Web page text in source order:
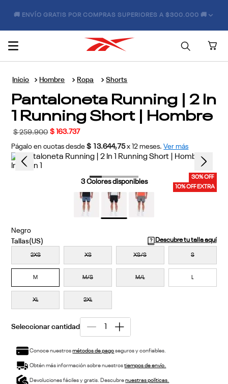
🚚 ENVÍO GRATIS POR COMPRAS SUPERIORES A $300.000 🚚
Hombre Ropa Shorts
Pantaloneta Running | 2 In
1 Running Short | Hombre
$ 259.900 $ 163.737
Págalo en cuotas desde $ 13.644,75 x 12 meses. Ver más
30% OFF
10% OFF EXTRA
3Colores disponibles
Negro
Descubre tu talla aquí
2XS XS XS/S S
M M/S M/L L
XL 2XL
Conoce nuestrosmétodos de pagoseguros y confiables.
Obtén más información sobre nuestrostiempos de envío.
Devoluciones fáciles y gratis. Descubrenuestras políticas.